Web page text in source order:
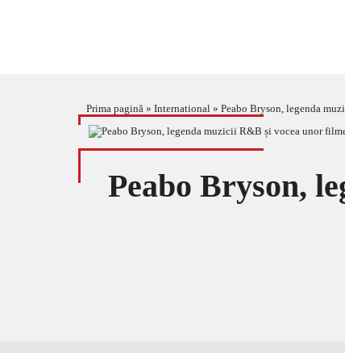
Prima pagină » International » Peabo Bryson, legenda
Peabo Bryson,